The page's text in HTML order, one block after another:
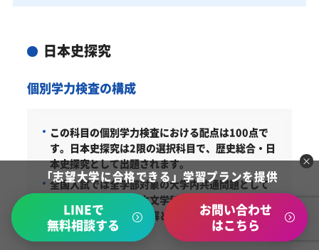
日本史探究
個別学力検査の構成
この科目の個別学力検査における配点は100点で
す。 日本史探究は2限の選択科目で、歴史総合・日
本史探究として出題されます。
全国入試では全学部対象の大学内共通問題として
扱います。日本語日本文学科志望者にとって、日
本文化や文学の背景理解とつながりやすい選択科
目です。
「志望大学に合格できる」学習プランを提供
LINEで
無料相談する
お問い合わせ
はこちら